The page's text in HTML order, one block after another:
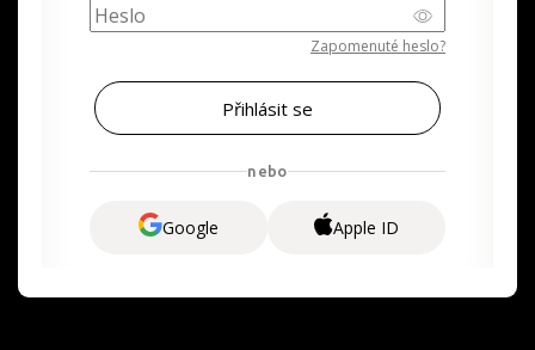
Zapomenuté heslo?
nebo
Google Apple ID